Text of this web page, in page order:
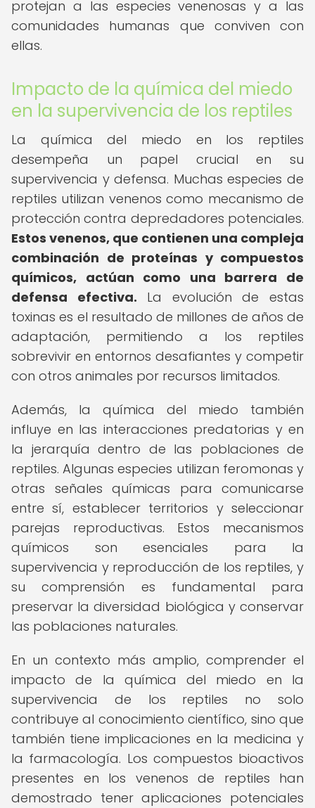
protejan a las especies venenosas y a las
comunidades humanas que conviven con
ellas.
Impacto de la química del miedo
en la supervivencia de los reptiles
La química del miedo en los reptiles
desempeña un papel crucial en su
supervivencia y defensa. Muchas especies de
reptiles utilizan venenos como mecanismo de
protección contra depredadores potenciales.
Estos venenos, que contienen una compleja
combinación de proteínas y compuestos
químicos, actúan como una barrera de
defensa efectiva. La evolución de estas
toxinas es el resultado de millones de años de
adaptación, permitiendo a los reptiles
sobrevivir en entornos desafiantes y competir
con otros animales por recursos limitados.
Además, la química del miedo también
influye en las interacciones predatorias y en
la jerarquía dentro de las poblaciones de
reptiles. Algunas especies utilizan feromonas y
otras señales químicas para comunicarse
entre sí, establecer territorios y seleccionar
parejas reproductivas. Estos mecanismos
químicos son esenciales para la
supervivencia y reproducción de los reptiles, y
su comprensión es fundamental para
preservar la diversidad biológica y conservar
las poblaciones naturales.
En un contexto más amplio, comprender el
impacto de la química del miedo en la
supervivencia de los reptiles no solo
contribuye al conocimiento científico, sino que
también tiene implicaciones en la medicina y
la farmacología. Los compuestos bioactivos
presentes en los venenos de reptiles han
demostrado tener aplicaciones potenciales